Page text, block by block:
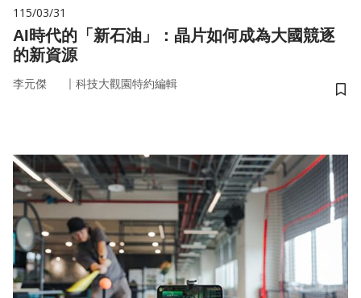
115/03/31
AI時代的「新石油」：晶片如何成為大國競逐
的新資源
李元傑 ｜ 科技大觀園特約編輯
儲